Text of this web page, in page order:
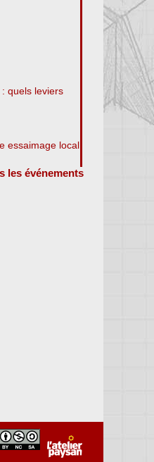
quels leviers
essaimage local
les événements